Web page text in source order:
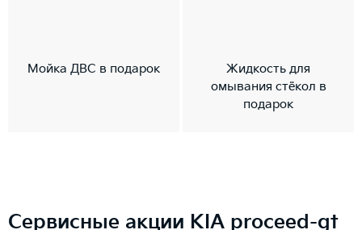
Мойка ДВС в подарок
Жидкость для
омывания стёкол в
подарок
Сервисные акции KIA proceed-gt